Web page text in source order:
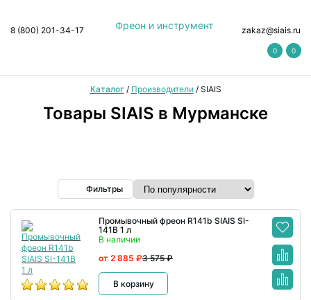
Фреон и инструмент
8 (800) 201-34-17 zakaz@siais.ru
0 0
Каталог / Производители/ SIAIS
Товары SIAIS в Мурманске
Фильтры
Промывочный фреон R141b SIAIS SI-
141B 1 л
В наличии
3 575 ₽
от 2 885 ₽
В корзину